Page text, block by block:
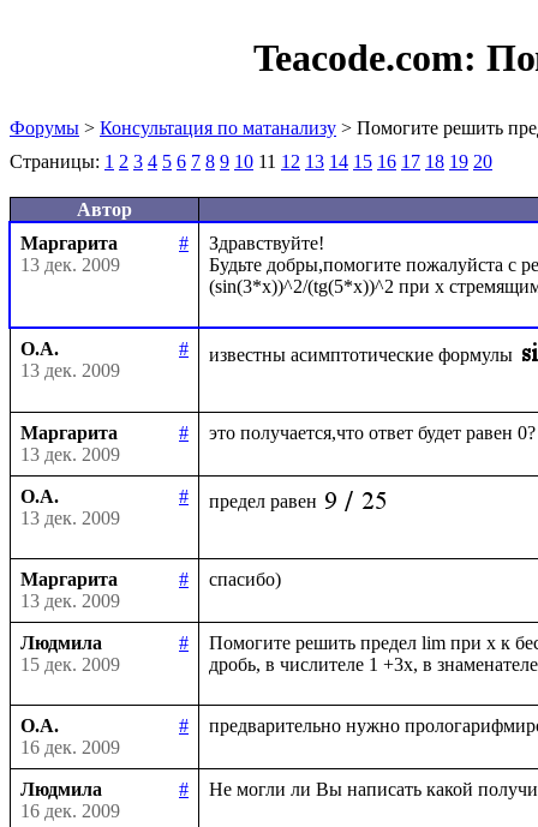
Teacode.com:
Форумы > Консультация по матанализу > Помогите решить
Страницы: 1 2 3 4 5 6 7 8 9 10 11 12 13 14 15 16 17 18 19 20
Автор
Маргарита
#
13 дек. 2009
Здравствуйте!
Будьте добры,помогите пожалуйста с
О.А.
#
13 дек. 2009
известны асимптотические формулы
Маргарита
#
13 дек. 2009
О.А.
#
13 дек. 2009
предел равен
Маргарита
#
13 дек. 2009
Людмила
#
15 дек. 2009
Помогите решить предел lim при х к
О.А.
#
16 дек. 2009
Людмила
#
16 дек. 2009